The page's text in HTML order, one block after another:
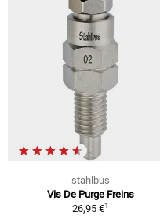
stahlbus
Vis De Purge Freins
26,95 €1